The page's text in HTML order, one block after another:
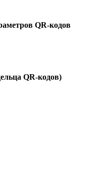
QR-кодов
QR-кодов)